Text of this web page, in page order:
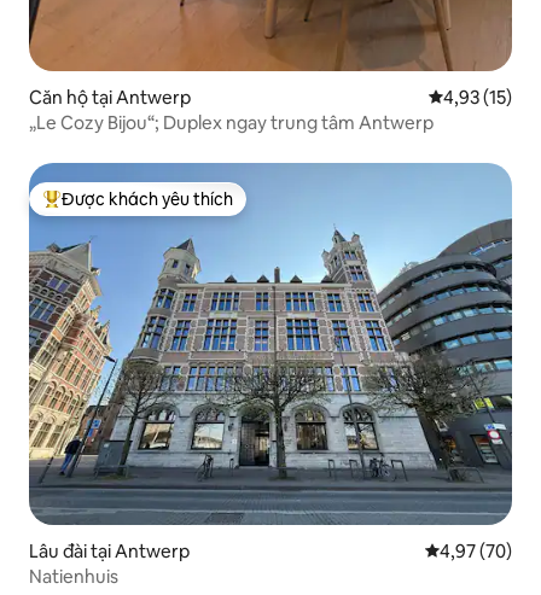
Căn hộ tại Antwerp Xếp hạng
4,93 (15)
„Le Cozy Bijou“; Duplex ngay trung tâm Antwerp
Được khách yêu thích nhất
Được khách yêu thích
Lâu đài tại Antwerp Xếp hạng
4,97 (70)
Natienhuis